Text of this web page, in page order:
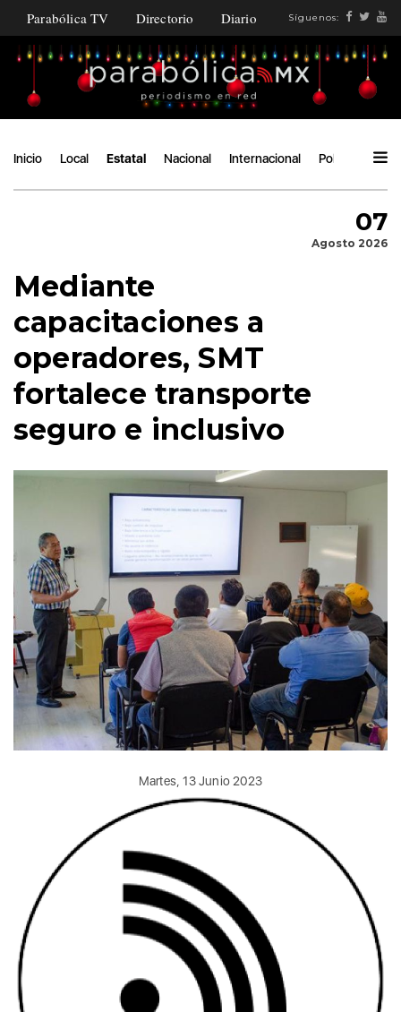
Parabólica TV Directorio Diario Síguenos:
Inicio Local Estatal Nacional Internacional Política
07
Agosto 2026
Mediante
capacitaciones a
operadores, SMT
fortalece transporte
seguro e inclusivo
Martes, 13 Junio 2023